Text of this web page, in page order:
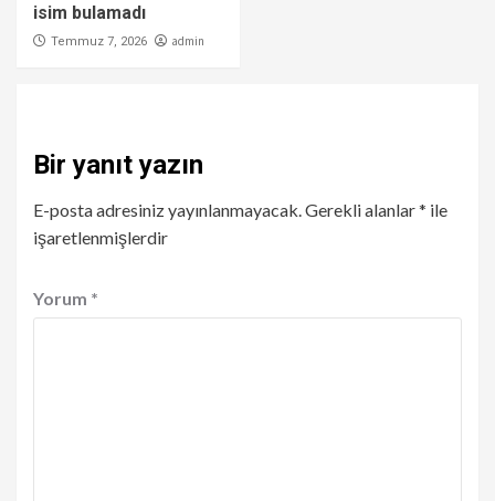
isim bulamadı
Temmuz 7, 2026 admin
Bir yanıt yazın
E-posta adresiniz yayınlanmayacak.Gerekli alanlar* ile
işaretlenmişlerdir
Yorum *